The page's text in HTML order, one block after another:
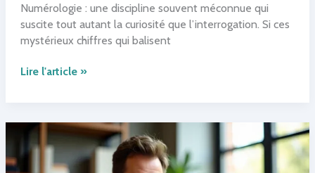
Numérologie : une discipline souvent méconnue qui
suscite tout autant la curiosité que l’interrogation. Si ces
mystérieux chiffres qui balisent
Découvrez
peut
transformer
votre
Lire l'article »